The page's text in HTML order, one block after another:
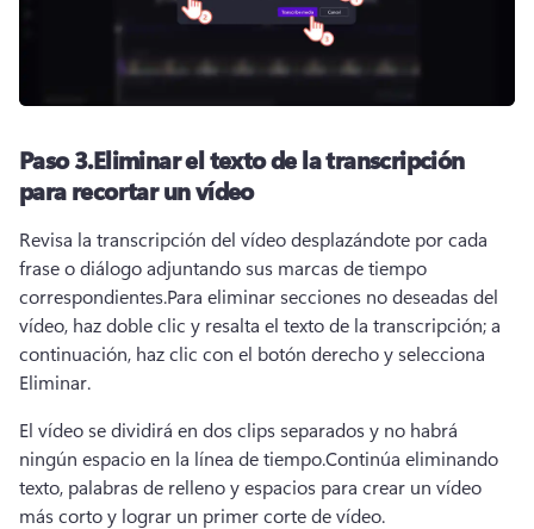
Paso 3.Eliminar el texto de la transcripción
para recortar un vídeo
Revisa la transcripción del vídeo desplazándote por cada
frase o diálogo adjuntando sus marcas de tiempo
correspondientes.Para eliminar secciones no deseadas del
vídeo, haz doble clic y resalta el texto de la transcripción; a
continuación, haz clic con el botón derecho y selecciona
Eliminar.
El vídeo se dividirá en dos clips separados y no habrá
ningún espacio en la línea de tiempo.Continúa eliminando
texto, palabras de relleno y espacios para crear un vídeo
más corto y lograr un primer corte de vídeo.